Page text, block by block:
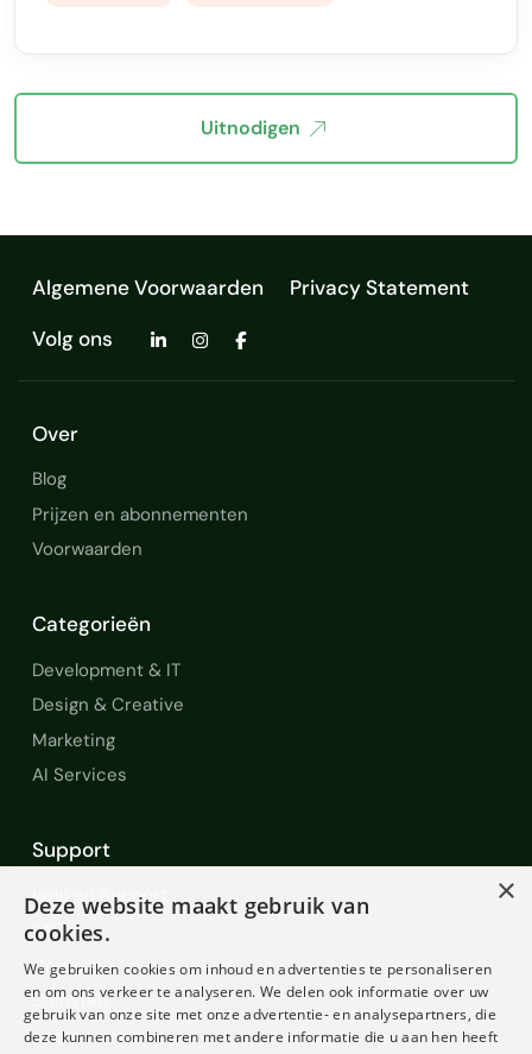
Uitnodigen
Algemene Voorwaarden
Privacy Statement
Volg ons
Over
Blog
Prijzen en abonnementen
Voorwaarden
Categorieën
Development & IT
Design & Creative
Marketing
AI Services
Support
Help en Support
FAQ
Contact
Diensten
Voorwaarden
×
Deze website maakt gebruik van
cookies.
We gebruiken cookies om inhoud en advertenties te personaliseren
en om ons verkeer te analyseren. We delen ook informatie over uw
gebruik van onze site met onze advertentie- en analysepartners, die
deze kunnen combineren met andere informatie die u aan hen heeft